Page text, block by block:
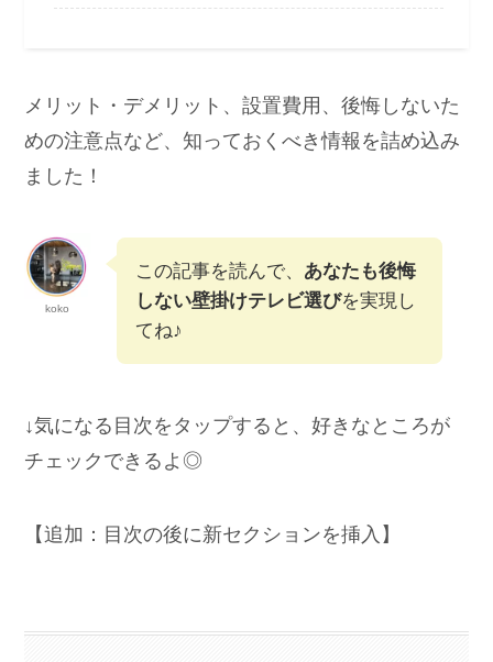
メリット・デメリット、設置費用、後悔しないた
めの注意点など、知っておくべき情報を詰め込み
ました！
koko
この記事を読んで、 あなたも後悔
しない壁掛けテレビ選びを実現し
てね♪
↓気になる目次をタップすると、好きなところが
チェックできるよ◎
【追加：目次の後に新セクションを挿入】